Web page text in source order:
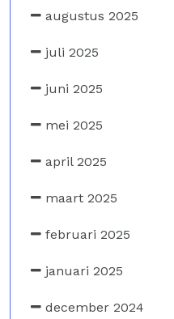
augustus 2025
juli 2025
juni 2025
mei 2025
april 2025
maart 2025
februari 2025
januari 2025
december 2024